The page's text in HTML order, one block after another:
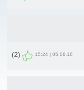
05.06.16 | 15:24
(2)